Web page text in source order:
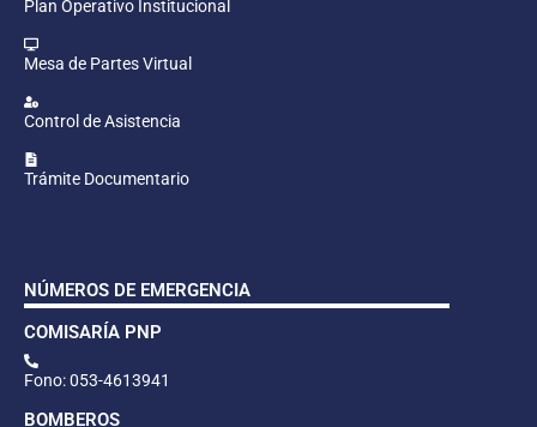
Plan Operativo Institucional
Mesa de Partes Virtual
Control de Asistencia
Trámite Documentario
NÚMEROS DE EMERGENCIA
COMISARÍA PNP
Fono: 053-4613941
BOMBEROS